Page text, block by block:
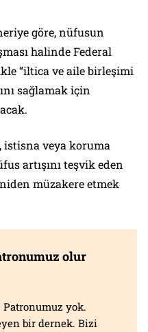
göre, nüfusun
halinde Federal
“iltica ve aile birleşimi
sağlamak için
istisna veya koruma
artışını teşvik eden
müzakere etmek
olur
yok.
bir dernek. Bizi